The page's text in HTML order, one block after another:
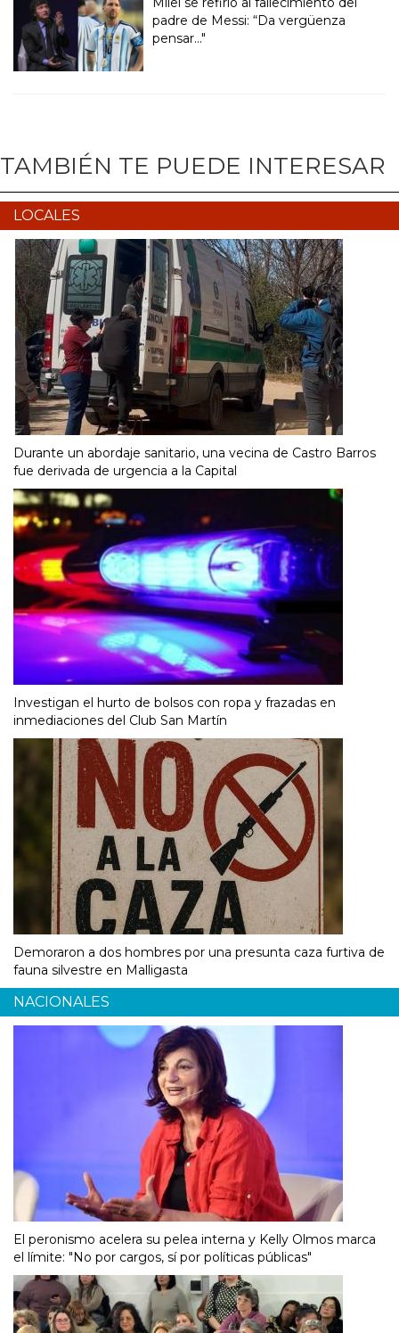
padre de Messi: “Da vergüenza
pensar..."
TAMBIÉN TE PUEDE INTERESAR
LOCALES
Durante un abordaje sanitario, una vecina de Castro Barros
fue derivada de urgencia a la Capital
Investigan el hurto de bolsos con ropa y frazadas en
inmediaciones del Club San Martín
Demoraron a dos hombres por una presunta caza furtiva de
fauna silvestre en Malligasta
NACIONALES
El peronismo acelera su pelea interna y Kelly Olmos marca
el límite: "No por cargos, sí por políticas públicas"